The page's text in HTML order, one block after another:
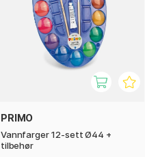
PRIMO
Vannfarger 12-sett Ø44 +
tilbehør